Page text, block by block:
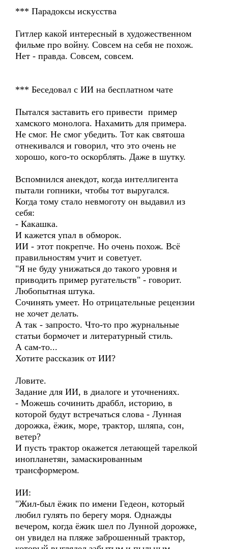
*** Парадоксы искусства
Гитлер какой интересный в художественном
фильме про войну. Совсем на себя не похож.
Нет - правда. Совсем, совсем.
*** Беседовал с ИИ на бесплатном чате
Пытался заставить его привести пример
хамского монолога. Нахамить для примера.
Не смог. Не смог убедить. Тот как святоша
отнекивался и говорил, что это очень не
хорошо, кого-то оскорблять. Даже в шутку.
Вспомнился анекдот, когда интеллигента
пытали гопники, чтобы тот выругался.
Когда тому стало невмоготу он выдавил из
себя:
- Какашка.
И кажется упал в обморок.
ИИ - этот покрепче. Но очень похож. Всё
правильностям учит и советует.
"Я не буду унижаться до такого уровня и
приводить пример ругательств" - говорит.
Любопытная штука.
Сочинять умеет. Но отрицательные рецензии
не хочет делать.
А так - запросто. Что-то про журнальные
статьи бормочет и литературный стиль.
А сам-то...
Хотите рассказик от ИИ?
Ловите.
Задание для ИИ, в диалоге и уточнениях.
- Можешь сочинить драббл, историю, в
которой будут встречаться слова - Лунная
дорожка, ёжик, море, трактор, шляпа, сон,
ветер?
И пусть трактор окажется летающей тарелкой
инопланетян, замаскированным
трансформером.
ИИ:
"Жил-был ёжик по имени Гедеон, который
любил гулять по берегу моря. Однажды
вечером, когда ёжик шел по Лунной дорожке,
он увидел на пляже заброшенный трактор,